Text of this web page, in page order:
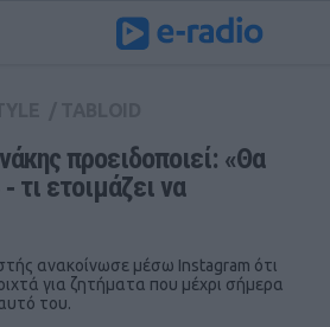
προειδοποιεί: «Θα
τι ετοιμάζει να
ανακοίνωσε μέσω Instagram ότι
για ζητήματα που μέχρι σήμερα
του.